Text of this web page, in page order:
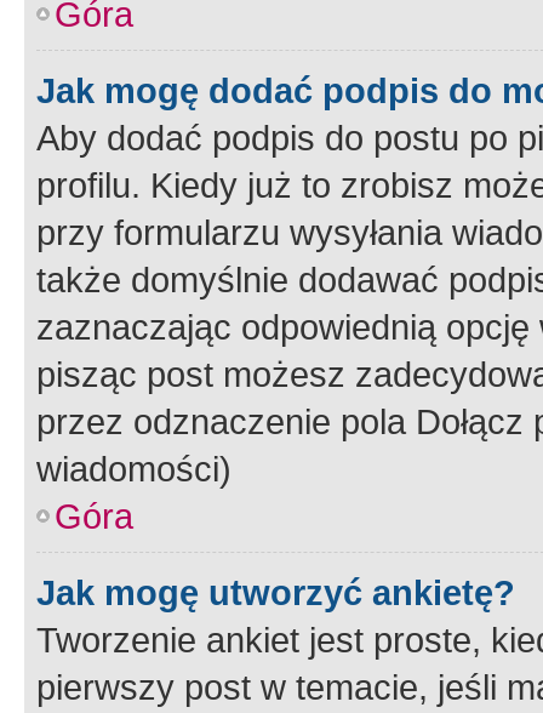
Góra
Jak mogę dodać podpis do
Aby dodać podpis do postu po
profilu. Kiedy już to zrobisz
przy formularzu wysyłania
także domyślnie dodawać
zaznaczając odpowiednią
pisząc post możesz
przez odznaczenie pola
wiadomości)
Góra
Jak mogę utworzyć ankietę?
Tworzenie ankiet jest proste,
pierwszy post w temacie, jeśli